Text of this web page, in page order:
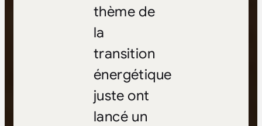
thème de
la
transition
énergétique
juste ont
lancé un